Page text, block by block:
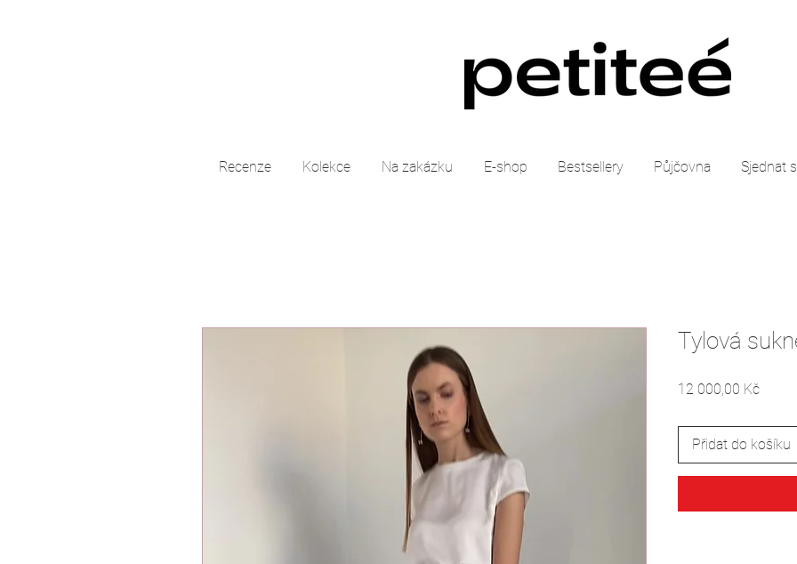
Recenze Kolekce Na zakázku E-shop Bestsellery Půjčovna Sjednat
Tylová
12 000,00 KčCena
Přidat do košíku